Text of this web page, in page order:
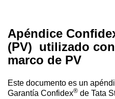
Apéndice
(PV) utilizado
marco de PV
Este documento es un
Garantía Confidex® de Tata